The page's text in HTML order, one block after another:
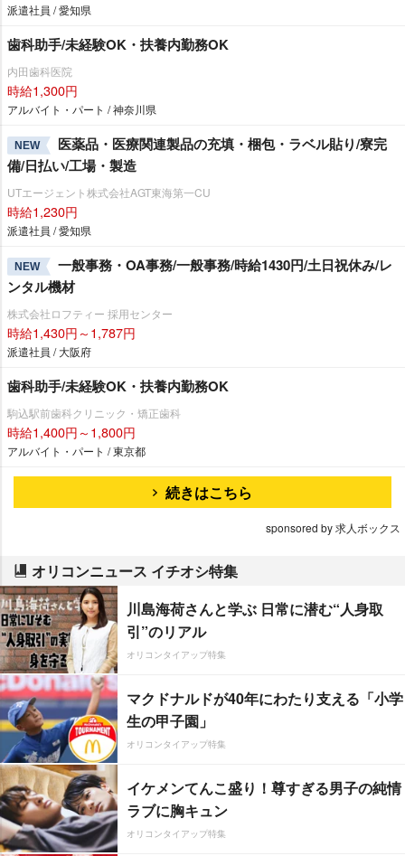
派遣社員 / 愛知県
歯科助手/未経験OK・扶養内勤務OK
内田歯科医院
時給1,300円
アルバイト・パート / 神奈川県
NEW
医薬品・医療関連製品の充填・梱包・ラベル貼り/寮完
備/日払い/工場・製造
UTエージェント株式会社AGT東海第一CU
時給1,230円
派遣社員 / 愛知県
NEW
一般事務・OA事務/一般事務/時給1430円/土日祝休み/レ
ンタル機材
株式会社ロフティー 採用センター
時給1,430円～1,787円
派遣社員 / 大阪府
歯科助手/未経験OK・扶養内勤務OK
駒込駅前歯科クリニック・矯正歯科
時給1,400円～1,800円
アルバイト・パート / 東京都
続きはこちら
sponsored by 求人ボックス
オリコンニュース イチオシ特集
川島海荷さんと学ぶ 日常に潜む“人身取
引”のリアル
オリコンタイアップ特集
マクドナルドが40年にわたり支える「小学
生の甲子園」
オリコンタイアップ特集
イケメンてんこ盛り！尊すぎる男子の純情
ラブに胸キュン
オリコンタイアップ特集